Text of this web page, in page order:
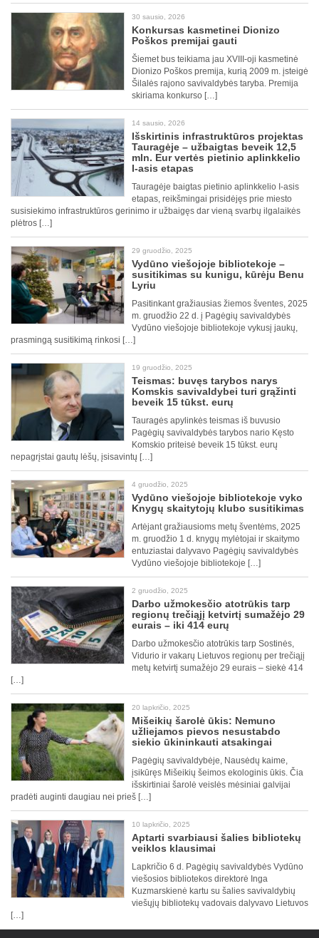
30 sausio, 2026
Konkursas kasmetinei Dionizo
Poškos premijai gauti
Šiemet bus teikiama jau XVIII-oji kasmetinė
Dionizo Poškos premija, kurią 2009 m. įsteigė
Šilalės rajono savivaldybės taryba. Premija
skiriama konkurso […]
14 sausio, 2026
Išskirtinis infrastruktūros projektas
Tauragėje – užbaigtas beveik 12,5
mln. Eur vertės pietinio aplinkkelio
I-asis etapas
Tauragėje baigtas pietinio aplinkkelio I-asis
etapas, reikšmingai prisidėjęs prie miesto
susisiekimo infrastruktūros gerinimo ir užbaigęs dar vieną svarbų ilgalaikės
plėtros […]
29 gruodžio, 2025
Vydūno viešojoje bibliotekoje –
susitikimas su kunigu, kūrėju Benu
Lyriu
Pasitinkant gražiausias žiemos šventes, 2025
m. gruodžio 22 d. į Pagėgių savivaldybės
Vydūno viešojoje bibliotekoje vykusį jaukų,
prasmingą susitikimą rinkosi […]
19 gruodžio, 2025
Teismas: buvęs tarybos narys
Komskis savivaldybei turi grąžinti
beveik 15 tūkst. eurų
Tauragės apylinkės teismas iš buvusio
Pagėgių savivaldybės tarybos nario Kęsto
Komskio priteisė beveik 15 tūkst. eurų
nepagrįstai gautų lėšų, įsisavintų […]
4 gruodžio, 2025
Vydūno viešojoje bibliotekoje vyko
Knygų skaitytojų klubo susitikimas
Artėjant gražiausioms metų šventėms, 2025
m. gruodžio 1 d. knygų mylėtojai ir skaitymo
entuziastai dalyvavo Pagėgių savivaldybės
Vydūno viešojoje bibliotekoje […]
2 gruodžio, 2025
Darbo užmokesčio atotrūkis tarp
regionų trečiąjį ketvirtį sumažėjo 29
eurais – iki 414 eurų
Darbo užmokesčio atotrūkis tarp Sostinės,
Vidurio ir vakarų Lietuvos regionų per trečiąjį
metų ketvirtį sumažėjo 29 eurais – siekė 414
[…]
20 lapkričio, 2025
Mišeikių šarolė ūkis: Nemuno
užliejamos pievos nesustabdo
siekio ūkininkauti atsakingai
Pagėgių savivaldybėje, Nausėdų kaime,
įsikūręs Mišeikių šeimos ekologinis ūkis. Čia
išskirtiniai šarolė veislės mėsiniai galvijai
pradėti auginti daugiau nei prieš […]
10 lapkričio, 2025
Aptarti svarbiausi šalies bibliotekų
veiklos klausimai
Lapkričio 6 d. Pagėgių savivaldybės Vydūno
viešosios bibliotekos direktorė Inga
Kuzmarskienė kartu su šalies savivaldybių
viešųjų bibliotekų vadovais dalyvavo Lietuvos
[…]